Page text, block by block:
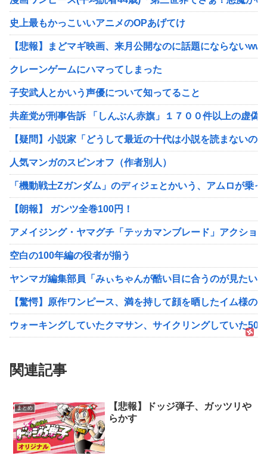
史上最もかっこいいアニメのOPあげてけ
【悲報】まどマギ映画、来月公開なのに話題にならない
クレーンゲームにハマってしまった
子安武人とかいう声優について知ってること
共産党が刑事告訴 「しんぶん赤旗」１７００件以上の虚偽
【疑問】小説家「どうして最近の十代は小説を読まないの
人気マンガのスピンオフ（作者別人）
「機動戦士Ζガンダム」のディジェとかいう、アムロが乗
【朗報】 ガンツ全巻100円！
アメイジング・ヤマグチ「テッカマンブレード」アクショ
空白の100年編の役者が揃う
ヤンマガ編集部員「みぃちゃんが酷い目に合うのが見たい
【驚愕】原作ワンピース、満を持して顔を晒したイム様の
ウォーキングしていたクマサン、サイクリングしていた50
関連記事
まとめ
【悲報】ドッジ弾子、ガッツリや
らかす